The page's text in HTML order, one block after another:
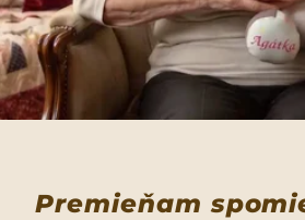
Premieňam